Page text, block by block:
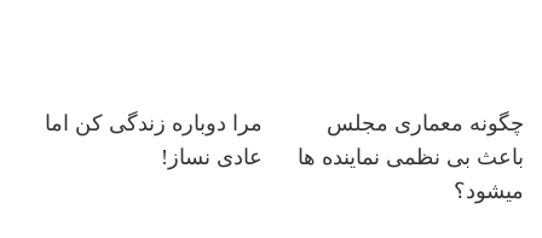
چگونه معماری مجلس
باعث بی نظمی نماینده ها
میشود؟
مرا دوباره زندگی کن اما
عادی نساز!